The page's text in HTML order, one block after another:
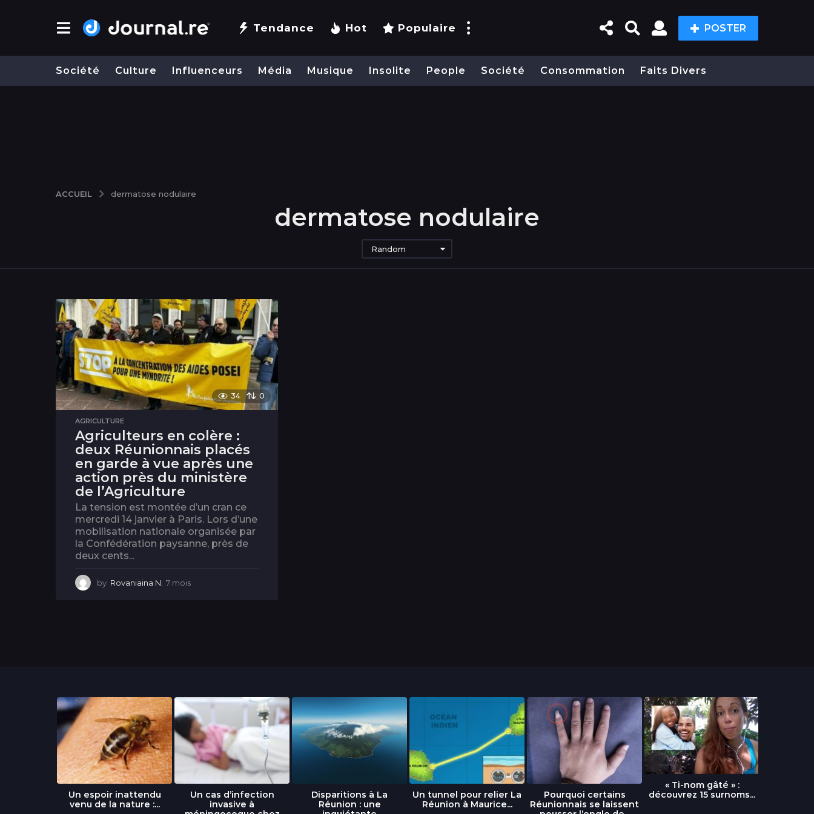
Tendance Hot Populaire POSTER
Société Culture Influenceurs Média Musique Insolite People Société Consommation Faits Divers
ACCUEIL dermatose nodulaire
dermatose nodulaire
Random
34 0
AGRICULTURE
Agriculteurs en colère :
deux Réunionnais placés
en garde à vue après une
action près du ministère
de l’Agriculture
La tension est montée d’un cran ce
mercredi 14 janvier à Paris. Lors d’une
mobilisation nationale organisée par
la Confédération paysanne, près de
deux cents...
by Rovaniaina N. 7 mois
Un espoir inattendu
venu de la nature :...
Un cas d’infection
invasive à
Disparitions à La
Réunion : une
Un tunnel pour relier La
Réunion à Maurice...
Pourquoi certains
Réunionnais se laissent
« Ti-nom gâté » :
découvrez 15 surnoms...